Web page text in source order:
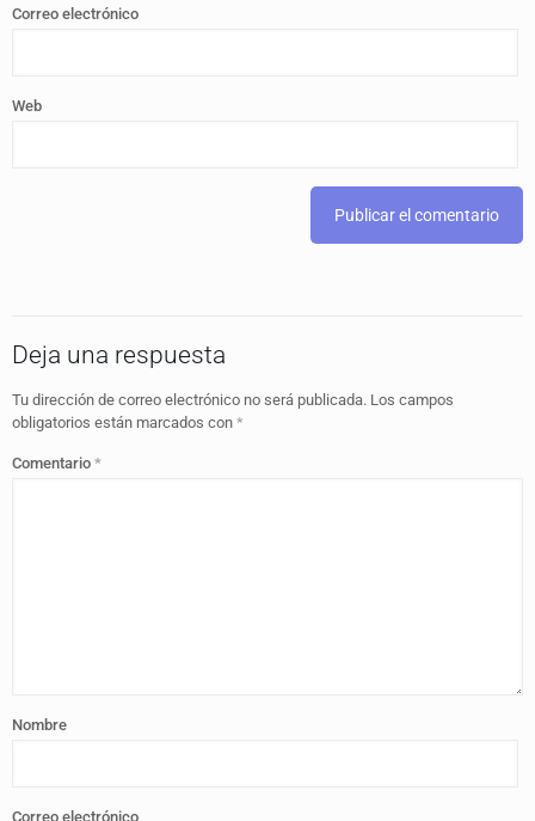
Correo electrónico
Web
Deja una respuesta
Tu dirección de correo electrónico no será publicada. Los campos
obligatorios están marcados con *
Comentario *
Nombre
Correo electrónico